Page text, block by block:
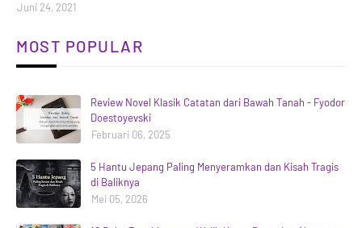
Juni 24, 2021
MOST POPULAR
Review Novel Klasik Catatan dari Bawah Tanah - Fyodor
Doestoyevski
Februari 06, 2025
5 Hantu Jepang Paling Menyeramkan dan Kisah Tragis
di Baliknya
Mei 05, 2026